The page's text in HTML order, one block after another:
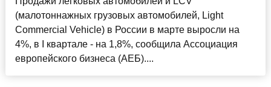
(малотоннажных грузовых автомобилей, Light
Commercial Vehicle) в России в марте выросли на
4%, в I квартале - на 1,8%, сообщила Ассоциация
европейского бизнеса (АЕБ)....